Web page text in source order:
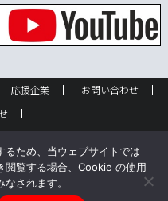
応援企業
お問い合わせ
豊橋 All rights reserved.
るため、当ウェブサイトでは
閲覧する場合、Cookie の使用
されます。